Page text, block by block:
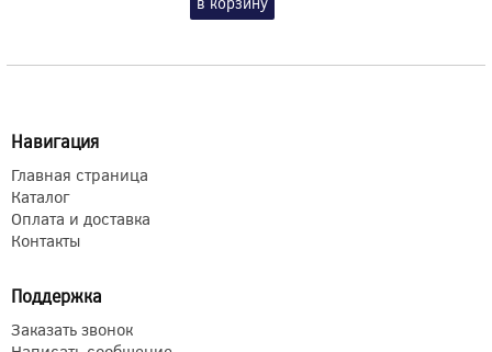
Навигация
Главная страница
Каталог
Оплата и доставка
Контакты
Поддержка
Заказать звонок